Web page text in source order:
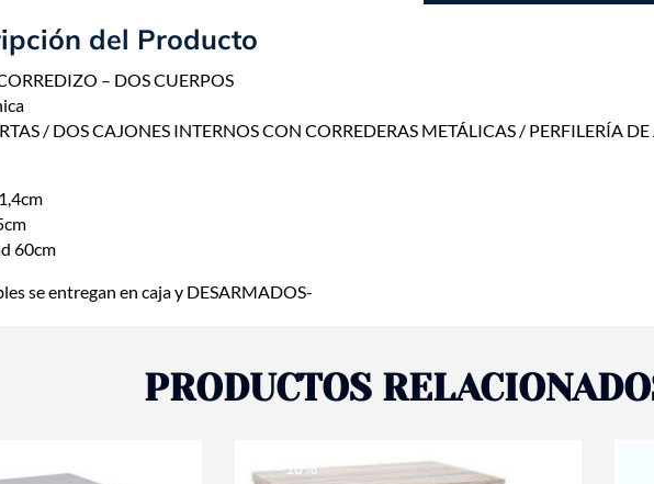
del Producto
– DOS CUERPOS
/ DOS CAJONES INTERNOS CON CORREDERAS METÁLICAS / PERFILERÍA
60cm
se entregan en caja y DESARMADOS-
PRODUCTOS
- 10%